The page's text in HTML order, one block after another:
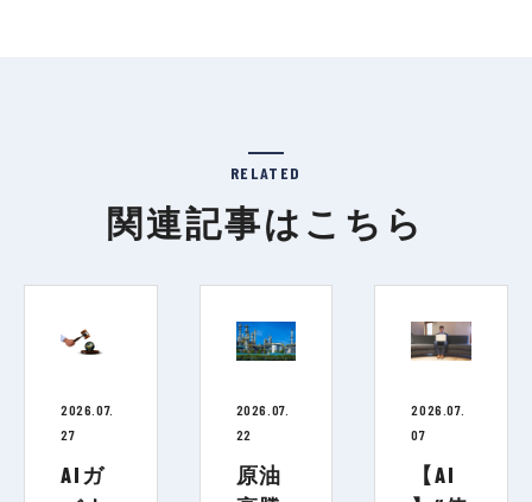
RELATED
関連記事はこちら
2026.07.
27
AIガ
2026.07.
22
原油
2026.07.
07
【AI